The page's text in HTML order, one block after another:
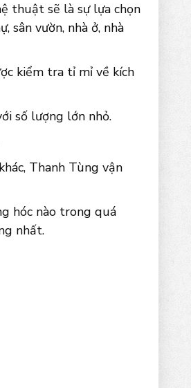
thuật sẽ là sự lựa chọn
sân vườn, nhà ở, nhà
kiểm tra tỉ mỉ về kích
số lượng lớn nhỏ.
Thanh Tùng vận
hóc nào trong quá
nhất.